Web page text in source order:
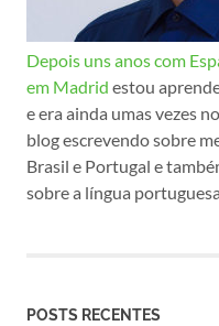
Depois uns anos com
em Madrid estou
e era ainda umas vezes
blog escrevendo sobre
Brasil e Portugal e
sobre a língua
POSTS RECENTES